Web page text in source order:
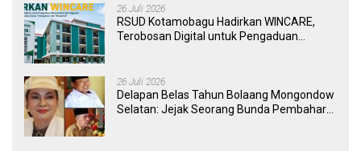
26 Juli 2026
RSUD Kotamobagu Hadirkan WINCARE,
Terobosan Digital untuk Pengaduan
26 Juli 2026
Delapan Belas Tahun Bolaang Mongondow
Selatan: Jejak Seorang Bunda Pembaharu